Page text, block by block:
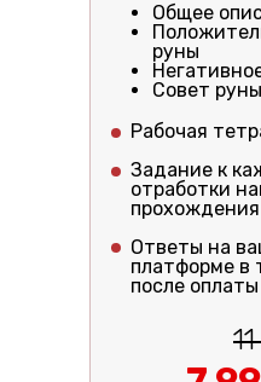
Рабочая
Задание к
отработки
Ответы на
платформе в
после оплаты
Общее
руны
Совет руны